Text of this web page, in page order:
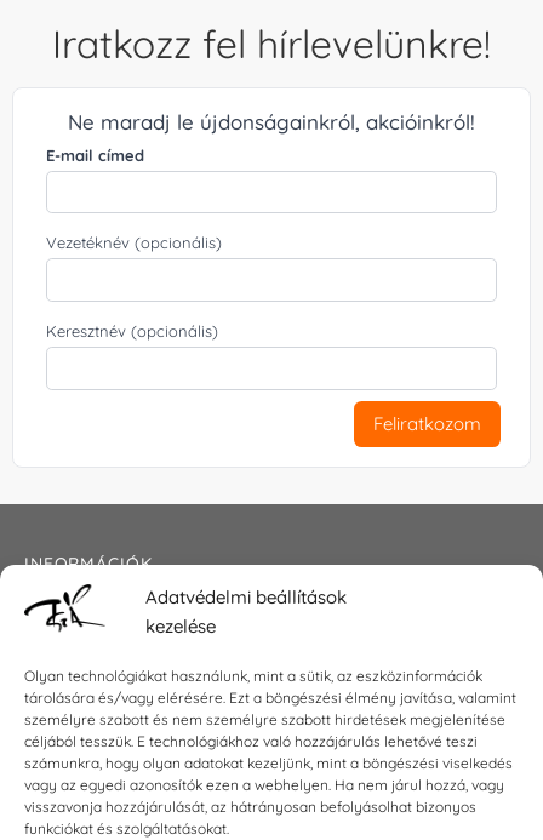
Adatvédelmi beállítások
kezelése
Olyan technológiákat használunk, mint a sütik, az eszközinformációk
tárolására és/vagy elérésére. Ezt a böngészési élmény javítása, valamint
személyre szabott és nem személyre szabott hirdetések megjelenítése
céljából tesszük. E technológiákhoz való hozzájárulás lehetővé teszi
számunkra, hogy olyan adatokat kezeljünk, mint a böngészési viselkedés
vagy az egyedi azonosítók ezen a webhelyen. Ha nem járul hozzá, vagy
visszavonja hozzájárulását, az hátrányosan befolyásolhat bizonyos
funkciókat és szolgáltatásokat.
Iratkozz fel hírlevelünkre!
Ne maradj le újdonságainkról, akcióinkról!
E-mail címed
Vezetéknév (opcionális)
Keresztnév (opcionális)
Feliratkozom
INFORMÁCIÓK
Általános szerződési feltételek
Impresszum
KAPCSOLAT
E-mail:shop@torokszilvi.com